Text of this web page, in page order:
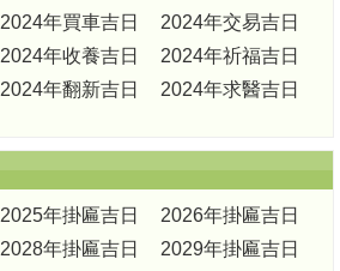
2024年買車吉日
2024年交易吉日
2024年收養吉日
2024年祈福吉日
2024年翻新吉日 2024年求醫吉日
2025年掛匾吉日
2026年掛匾吉日
2028年掛匾吉日
2029年掛匾吉日